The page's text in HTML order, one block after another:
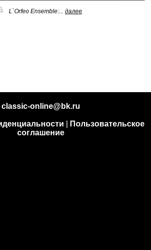
L`Orfeo Ensemble:... далее
classic-online@bk.ru
Пользовательское
соглашение